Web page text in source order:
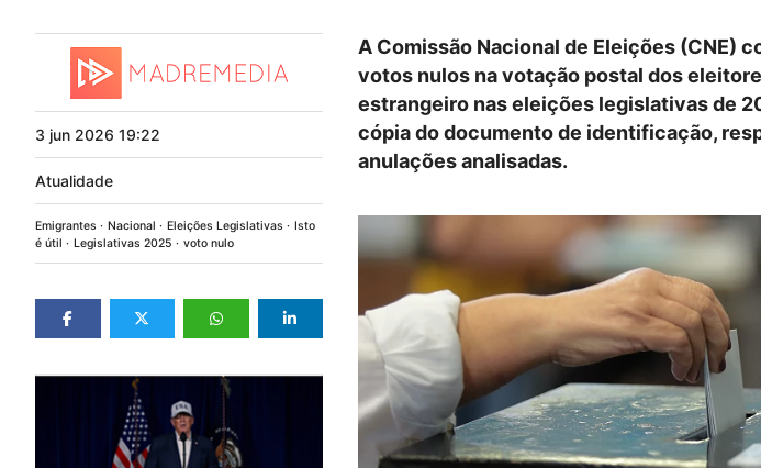
3 jun 2026 19:22
Atualidade
Emigrantes Nacional Eleições Legislativas
Isto
é útil
Legislativas 2025 voto nulo
A Comissão Nacional de Eleições (CNE)
votos nulos na votação postal dos
estrangeiro nas eleições legislativas de
cópia do documento de identificação,
anulações analisadas.